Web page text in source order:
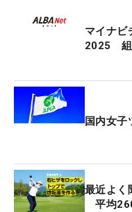
マイナ
2025 組
国内女
最近よく
平均